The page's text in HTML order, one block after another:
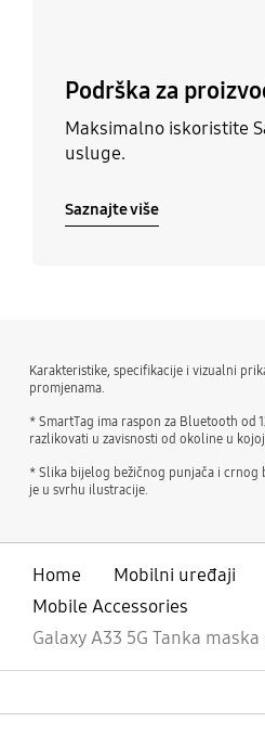
Podrška za
Maksimalno iskoristite
usluge.
Saznajte više
Karakteristike, specifikacije i vizualni
promjenama.
* SmartTag ima raspon za Bluetooth od
razlikovati u zavisnosti od okoline u
* Slika bijelog bežičnog punjača i crnog
je u svrhu ilustracije.
Home
Mobilni uređaji
Mobile Accessories
Galaxy A33 5G Tanka